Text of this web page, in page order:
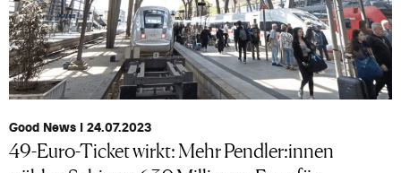
Good News I 24.07.2023
49-Euro-Ticket wirkt: Mehr Pendler:innen